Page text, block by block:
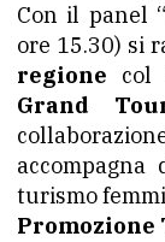
Con il panel “
ore 15.30) si
regione col
Grand
turismo